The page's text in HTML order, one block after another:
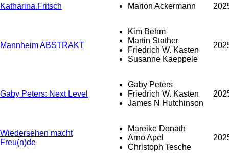
Katharina Fritsch Marion Ackermann
Mannheim ABSTRAKT
Kim Behm
Martin Stather
Friedrich W. Kasten
Susanne Kaeppele
Gaby Peters: Next Level
Gaby Peters
Friedrich W. Kasten
James N Hutchinson
Wiedersehen macht
Freu(n)de
Mareike Donath
Arno Apel
Christoph Tesche